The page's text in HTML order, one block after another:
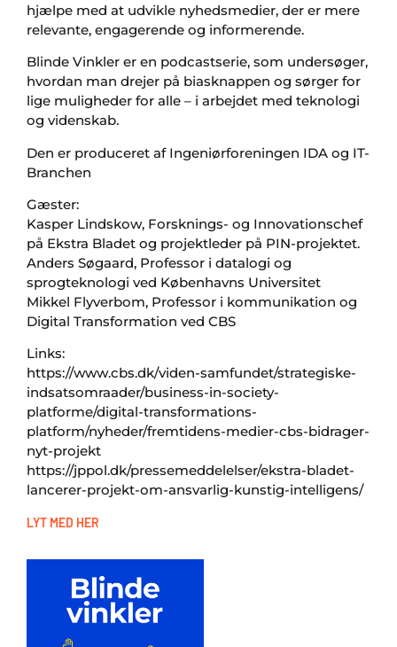
hjælpe med at udvikle nyhedsmedier, der er mere
relevante, engagerende og informerende.
Blinde Vinkler er en podcastserie, som undersøger,
hvordan man drejer på biasknappen og sørger for
lige muligheder for alle – i arbejdet med teknologi
og videnskab.
Den er produceret af Ingeniørforeningen IDA og IT-
Branchen
Gæster:
Kasper Lindskow, Forsknings- og Innovationschef
på Ekstra Bladet og projektleder på PIN-projektet.
Anders Søgaard, Professor i datalogi og
sprogteknologi ved Københavns Universitet
Mikkel Flyverbom, Professor i kommunikation og
Digital Transformation ved CBS
Links:
https://www.cbs.dk/viden-samfundet/strategiske-
indsatsomraader/business-in-society-
platforme/digital-transformations-
platform/nyheder/fremtidens-medier-cbs-bidrager-
nyt-projekt
https://jppol.dk/pressemeddelelser/ekstra-bladet-
lancerer-projekt-om-ansvarlig-kunstig-intelligens/
LYT MED HER